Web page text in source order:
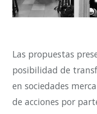
Las propuestas
posibilidad de
en sociedades
de acciones por